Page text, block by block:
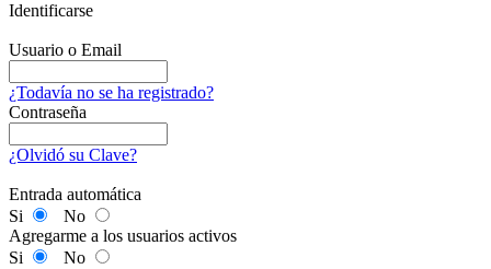
Identificarse
Usuario o Email
¿Todavía no se ha registrado?
Contraseña
¿Olvidó su Clave?
Entrada automática
Si
No
Agregarme a los usuarios activos
Si
No